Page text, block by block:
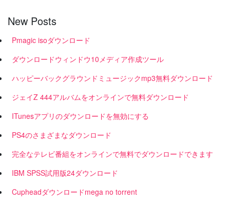
New Posts
Pmagic isoダウンロード
ダウンロードウィンドウ10メディア作成ツール
ハッピーバックグラウンドミュージックmp3無料ダウンロード
ジェイZ 444アルバムをオンラインで無料ダウンロード
ITunesアプリのダウンロードを無効にする
PS4のさまざまなダウンロード
完全なテレビ番組をオンラインで無料でダウンロードできます
IBM SPSS試用版24ダウンロード
Cupheadダウンロードmega no torrent